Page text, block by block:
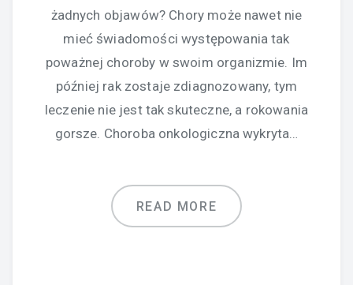
żadnych objawów? Chory może nawet nie
mieć świadomości występowania tak
poważnej choroby w swoim organizmie. Im
później rak zostaje zdiagnozowany, tym
leczenie nie jest tak skuteczne, a rokowania
gorsze. Choroba onkologiczna wykryta…
READ MORE